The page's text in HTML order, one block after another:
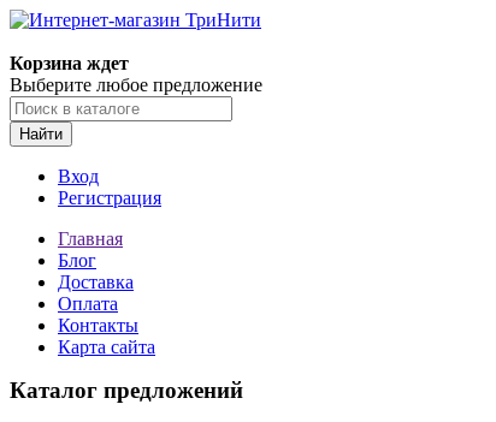
Корзина ждет
Выберите любое предложение
Найти
Вход
Регистрация
Главная
Блог
Доставка
Оплата
Контакты
Карта сайта
Каталог предложений